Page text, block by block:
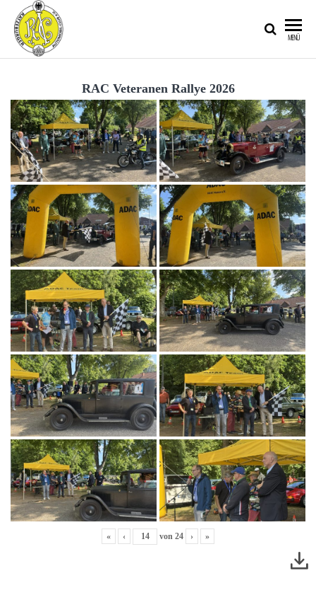
AUTOMOBIL-
CLUB IM
ADAC E.V.
MENÜ
RAC Veteranen Rallye 2026
« ‹ von 24 › »